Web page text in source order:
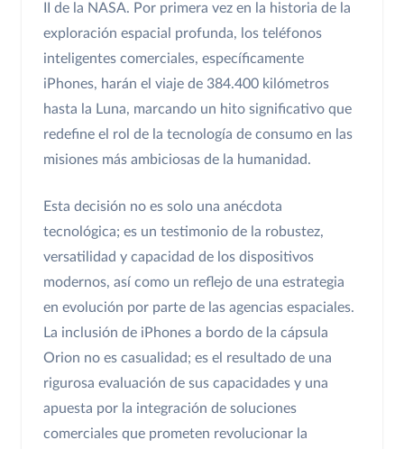
II de la NASA. Por primera vez en la historia de la
exploración espacial profunda, los teléfonos
inteligentes comerciales, específicamente
iPhones, harán el viaje de 384.400 kilómetros
hasta la Luna, marcando un hito significativo que
redefine el rol de la tecnología de consumo en las
misiones más ambiciosas de la humanidad.
Esta decisión no es solo una anécdota
tecnológica; es un testimonio de la robustez,
versatilidad y capacidad de los dispositivos
modernos, así como un reflejo de una estrategia
en evolución por parte de las agencias espaciales.
La inclusión de iPhones a bordo de la cápsula
Orion no es casualidad; es el resultado de una
rigurosa evaluación de sus capacidades y una
apuesta por la integración de soluciones
comerciales que prometen revolucionar la